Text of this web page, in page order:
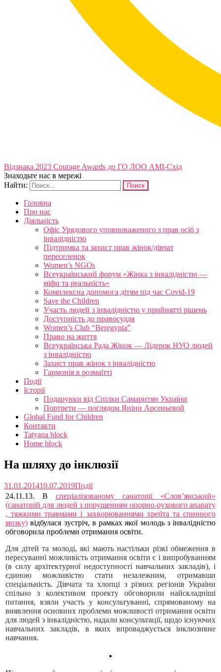
Відзнака 2023 Courage Awards до ГО ЛОО АМІ-Схід
Знаходьте нас в мережі
Найти:
Головна
Про нас
Діяльність
Офіс Урядового уповноваженого з прав осіб з
інвалідністю
Підтримка та захист прав жінок/дівчат
переселенок
Women’s NGOs
Всеукраїнський форум «Жінка з інвалідністю —
міфи та реальність»
Комплексна допомога дітям під час Covid-19
Save the Children
Участь людей з інвалідністю у прийнятті рішень
Доступність до правосуддя
Women’s Club “Beregynia”
Право на життя
Всеукраїнська Рада Жінок — Лідерок НУО людей
з інвалідністю
Захист прав жінок з інвалідністю
Гармонія в розмаїтті
Події
Історії
Подарунки від Спілки Самаритян України
Портрети — поглядом Яніни Арсеньевой
Global Fund for Children
Контакти
Tatyana block
Home block
На шляху до інклюзії
31.01.201410.07.2019Події
24.11.13. В спеціалізованому санаторії «Слов’янський»
(санаторій для людей з порушенням опорно-рухового апарату
, тяжкими травмами і захворюваннями хребта та спинного
мозку) відбулася зустріч, в рамках якої молодь з інвалідністю
обговорила проблеми отримання освіти.
Для дітей та молоді, які мають настільки різкі обмеження в
пересуванні можливість отримання освіти є і випробуванням
(в силу архітектурної недоступності навчальних закладів), і
єдиною можливістю стати незалежним, отримавши
спеціальність. Дівчата та хлопці з різних регіонів України
спільно з колективом проекту обговорили найскладніші
питання, взяли участь у консультуванні, спрямованому на
виявлення основних проблеми можливості отримання освіти
для людей з інвалідністю, надали консультації, щодо існуючих
навчальних закладів, в яких впроваджується інклюзивне
навчання.